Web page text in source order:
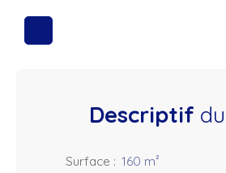
Descriptif
Surface : 160 m²